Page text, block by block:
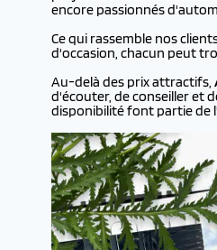
encore passionnés
Ce qui rassemble nos
d'occasion, chacun peut
Au-delà des prix attractifs,
d'écouter, de conseiller et
disponibilité font partie de